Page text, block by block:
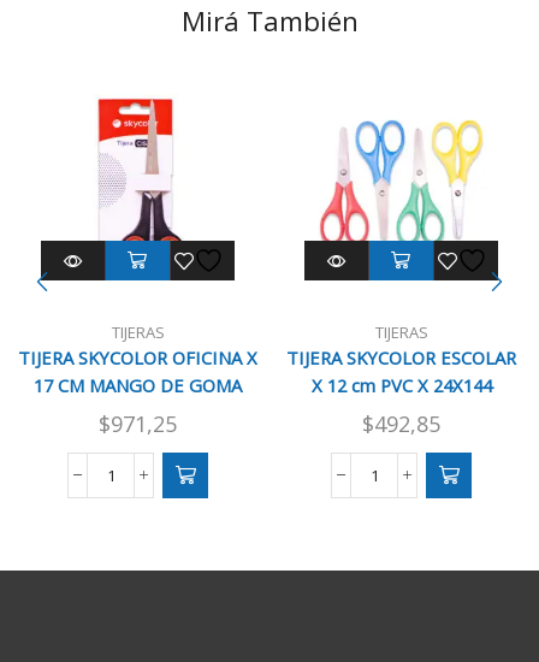
Mirá También
TIJERAS
TIJERA SKYCOLOR OFICINA X
17 CM MANGO DE GOMA
$971,25
TIJERA
17
TIJERAS
TIJERA SKYCOLOR ESCOLAR
X 12 cm PVC X 24X144
$492,85
TIJERA
12